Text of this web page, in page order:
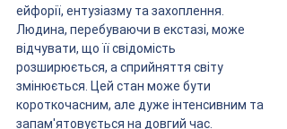
ейфорії, ентузіазму та захоплення.
Людина, перебуваючи в екстазі, може
відчувати, що її свідомість
розширюється, а сприйняття світу
змінюється. Цей стан може бути
короткочасним, але дуже інтенсивним та
запам'ятовується на довгий час.